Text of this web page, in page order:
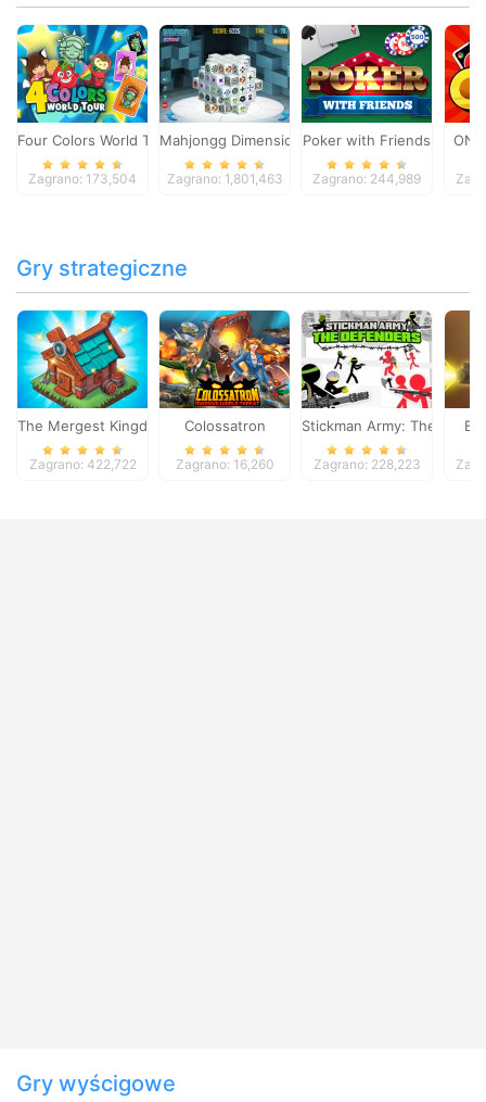
Four Colors World Tour
Zagrano: 173,504
Mahjongg Dimensions
Zagrano: 1,801,463
Poker with Friends
Zagrano: 244,989
Gry strategiczne
The Mergest Kingdom
Zagrano: 422,722
Colossatron
Zagrano: 16,260
Stickman Army: The
Zagrano: 228,223
Gry wyścigowe